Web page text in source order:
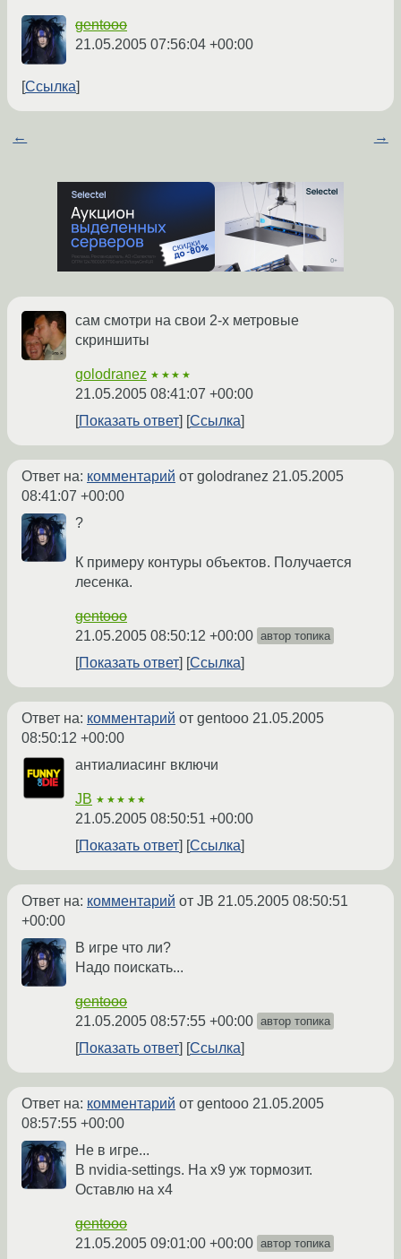
gentooo
21.05.2005 07:56:04 +00:00
Ссылка
← →
сам смотри на свои 2-х метровые
скриншиты
golodranez ★★★★
21.05.2005 08:41:07 +00:00
Показать ответ
Ссылка
Ответ на: комментарий от golodranez 21.05.2005
08:41:07 +00:00
?
К примеру контуры объектов. Получается
лесенка.
gentooo
21.05.2005 08:50:12 +00:00 автор топика
Показать ответ Ссылка
Ответ на: комментарий от gentooo 21.05.2005
08:50:12 +00:00
антиалиасинг включи
JB ★★★★★
21.05.2005 08:50:51 +00:00
Показать ответ
Ссылка
Ответ на: комментарий от JB 21.05.2005 08:50:51
+00:00
В игре что ли?
Надо поискать...
gentooo
21.05.2005 08:57:55 +00:00 автор топика
Показать ответ Ссылка
Ответ на: комментарий от gentooo 21.05.2005
08:57:55 +00:00
Не в игре...
В nvidia-settings. На x9 уж тормозит.
Оставлю на x4
gentooo
21.05.2005 09:01:00 +00:00 автор топика